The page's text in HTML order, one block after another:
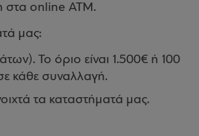
στα online ATM.
μας:
Το όριο είναι 1.500€ ή 100
κάθε συναλλαγή.
τα καταστήματά μας.